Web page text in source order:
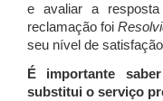
e avaliar a
reclamação foi
seu nível de
É importante
substitui o serviço